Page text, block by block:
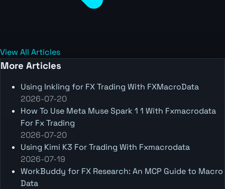
View All Articles
More Articles
Using Inkling for FX Trading With FXMacroData
2026-07-20
How To Use Meta Muse Spark 1 1 With Fxmacrodata
For Fx Trading
2026-07-20
Using Kimi K3 For Trading With Fxmacrodata
2026-07-19
WorkBuddy for FX Research: An MCP Guide to Macro
Data